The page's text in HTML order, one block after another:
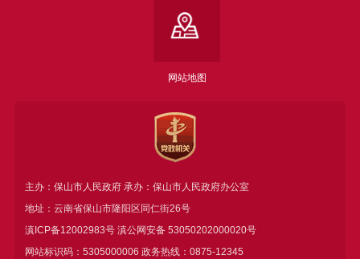
网站地图
主办：保山市人民政府 承办：保山市人民政府办公室
地址：云南省保山市隆阳区同仁街26号
滇ICP备12002983号滇公网安备 53050202000020号
网站标识码：5305000006 政务热线：0875-12345